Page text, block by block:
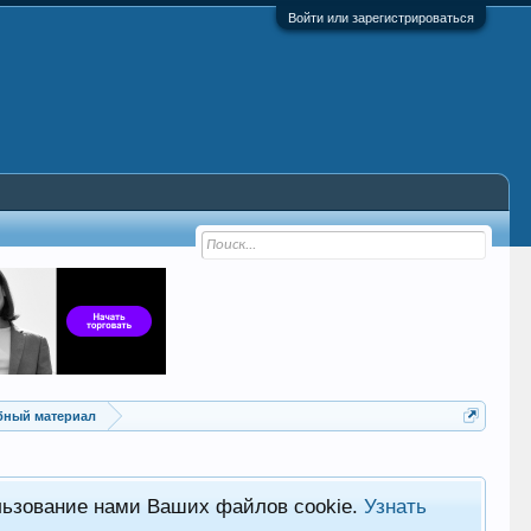
Войти или зарегистрироваться
материал
нами Ваших файлов cookie.Узнать